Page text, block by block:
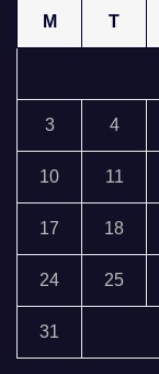
M T
3 4
10 11
17 18
24 25
31